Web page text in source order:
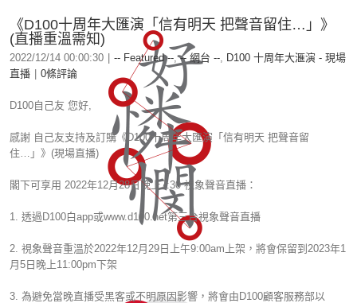
《D100十周年大匯演「信有明天 把聲音留住…」》
(直播重溫需知)
2022/12/14 00:00:30 -- Featured --,-- 網台 --, D100 十周年大滙演 - 現場
直播
0條評論
D100自己友 您好,
感謝 自己友支持及訂購《D100十周年大匯演「信有明天 把聲音留
住…」》(現場直播)
閣下可享用 2022年12月28日晚上7:30 視象聲音直播：
1. 透過D100白app或www.d100.net第三台視象聲音直播
2. 視象聲音重溫於2022年12月29日上午9:00am上架，將會保留到2023年1
月5日晚上11:00pm下架
3. 為避免當晚直播受黑客或不明原因影響，將會由D100顧客服務部以